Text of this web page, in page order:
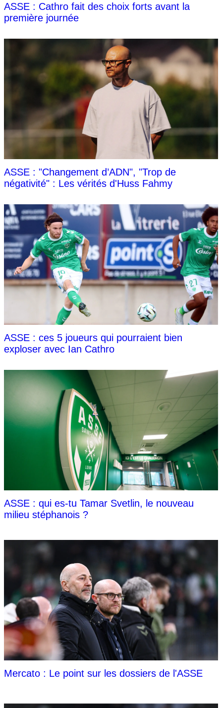
ASSE : Cathro fait des choix forts avant la
première journée
ASSE : "Changement d’ADN", "Trop de
négativité" : Les vérités d'Huss Fahmy
ASSE : ces 5 joueurs qui pourraient bien
exploser avec Ian Cathro
ASSE : qui es-tu Tamar Svetlin, le nouveau
milieu stéphanois ?
Mercato : Le point sur les dossiers de l'ASSE